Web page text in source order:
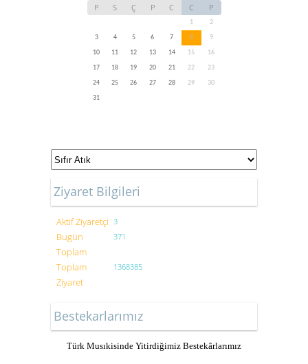
P S Ç P C C P
1
2
3
4 5 6 7 8
9
10
11 12 13 14 15
16
17
18 19 20 21 22
23
24
25 26 27 28 29
30
31
Ziyaret Bilgileri
Aktif Ziyaretçi 3
Bugün
Toplam
371
Toplam
Ziyaret
1368385
Bestekarlarımız
Türk Musıkisinde Yitirdiğimiz Bestekârlarımız